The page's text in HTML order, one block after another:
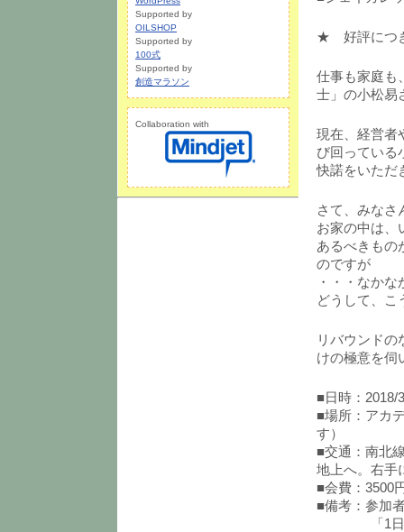
★ 好評につ
仕事も家庭も
士」の小松易
現在、経営者
び回っている
快諾をいただ
さて、みなさ
お家の中は、
あるべきもの
のですが
・・・なか
どうして、こ
リバウンドの
けの極意を伺
■日時：2018/
■場所：アカ
す）
■交通：南北
地上へ。右手
■会費：3500
■備考：参加
「1日1分
Supported by
OILSHOP
Supported by
100式
Supported by
創造マラソン
Collaboration with